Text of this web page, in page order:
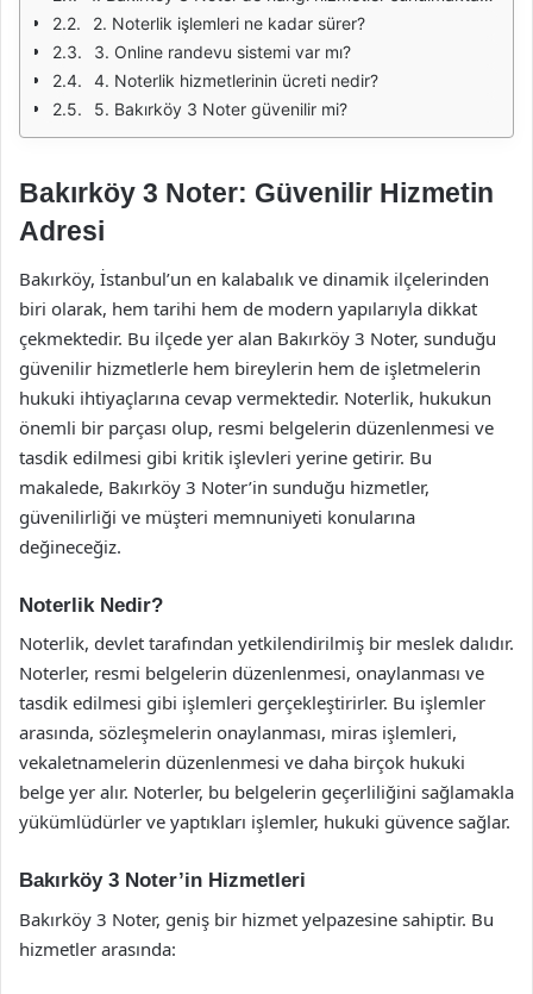
2. Noterlik işlemleri ne kadar sürer?
3. Online randevu sistemi var mı?
4. Noterlik hizmetlerinin ücreti nedir?
5. Bakırköy 3 Noter güvenilir mi?
Bakırköy 3 Noter: Güvenilir Hizmetin
Adresi
Bakırköy, İstanbul’un en kalabalık ve dinamik ilçelerinden
biri olarak, hem tarihi hem de modern yapılarıyla dikkat
çekmektedir. Bu ilçede yer alan Bakırköy 3 Noter, sunduğu
güvenilir hizmetlerle hem bireylerin hem de işletmelerin
hukuki ihtiyaçlarına cevap vermektedir. Noterlik, hukukun
önemli bir parçası olup, resmi belgelerin düzenlenmesi ve
tasdik edilmesi gibi kritik işlevleri yerine getirir. Bu
makalede, Bakırköy 3 Noter’in sunduğu hizmetler,
güvenilirliği ve müşteri memnuniyeti konularına
değineceğiz.
Noterlik Nedir?
Noterlik, devlet tarafından yetkilendirilmiş bir meslek dalıdır.
Noterler, resmi belgelerin düzenlenmesi, onaylanması ve
tasdik edilmesi gibi işlemleri gerçekleştirirler. Bu işlemler
arasında, sözleşmelerin onaylanması, miras işlemleri,
vekaletnamelerin düzenlenmesi ve daha birçok hukuki
belge yer alır. Noterler, bu belgelerin geçerliliğini sağlamakla
yükümlüdürler ve yaptıkları işlemler, hukuki güvence sağlar.
Bakırköy 3 Noter’in Hizmetleri
Bakırköy 3 Noter, geniş bir hizmet yelpazesine sahiptir. Bu
hizmetler arasında: